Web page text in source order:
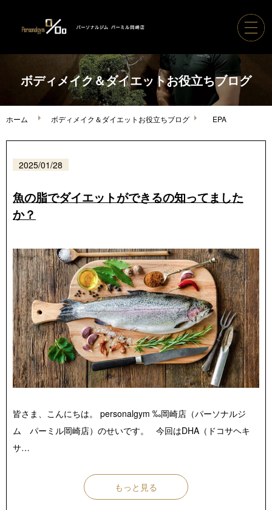
ホーム
パーソナルジムパーミル
コース案内・料金
ご利用の流れ
店舗紹介 / アクセス
よくあるご質問
お役立ちブログ
ボディメイク＆ダイエットお役立ちブログ
ホーム ボディメイク＆ダイエットお役立ちブログ EPA
2025/01/28
魚の脂でダイエットができるの知ってました
か？
皆さま、こんにちは。 personalgym ‰岡崎店（パーソナルジ
ム パーミル岡崎店）のせいです。 今回はDHA（ドコサヘキ
サ…
もっと見る